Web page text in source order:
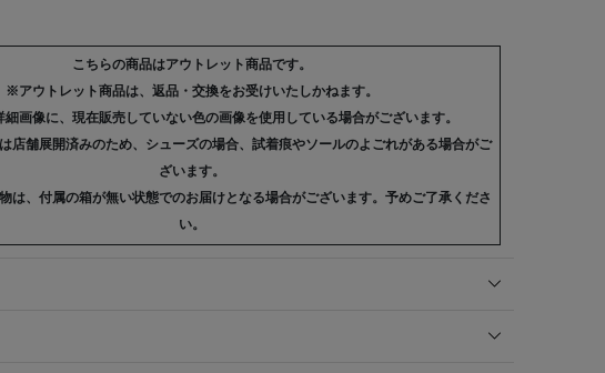
こちらの商品はアウトレット商品です。
※アウトレット商品は、返品・交換をお受けいたしかねます。
画像に、現在販売していない色の画像を使用している場合がございます。
店舗展開済みのため、シューズの場合、試着痕やソールのよごれがある場合がご
ざいます。
は、付属の箱が無い状態でのお届けとなる場合がございます。予めご了承くださ
い。